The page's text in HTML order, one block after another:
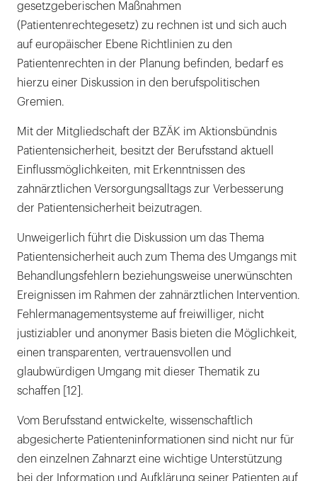
gesetzgeberischen Maßnahmen
(Patientenrechtegesetz) zu rechnen ist und sich auch
auf europäischer Ebene Richtlinien zu den
Patientenrechten in der Planung befinden, bedarf es
hierzu einer Diskussion in den berufspolitischen
Gremien.
Mit der Mitgliedschaft der BZÄK im Aktionsbündnis
Patientensicherheit, besitzt der Berufsstand aktuell
Einflussmöglichkeiten, mit Erkenntnissen des
zahnärztlichen Versorgungsalltags zur Verbesserung
der Patientensicherheit beizutragen.
Unweigerlich führt die Diskussion um das Thema
Patientensicherheit auch zum Thema des Umgangs mit
Behandlungsfehlern beziehungsweise unerwünschten
Ereignissen im Rahmen der zahnärztlichen Intervention.
Fehlermanagementsysteme auf freiwilliger, nicht
justiziabler und anonymer Basis bieten die Möglichkeit,
einen transparenten, vertrauensvollen und
glaubwürdigen Umgang mit dieser Thematik zu
schaffen [12].
Vom Berufsstand entwickelte, wissenschaftlich
abgesicherte Patienteninformationen sind nicht nur für
den einzelnen Zahnarzt eine wichtige Unterstützung
bei der Information und Aufklärung seiner Patienten auf